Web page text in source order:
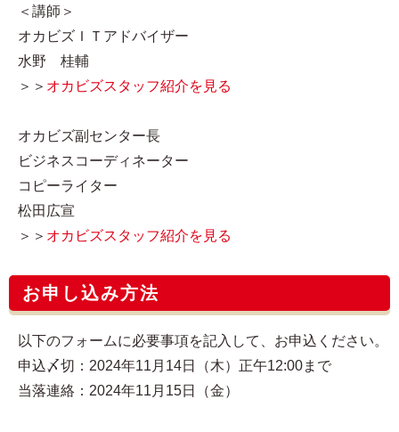
＜講師＞
オカビズＩＴアドバイザー
水野 桂輔
＞＞ オカビズスタッフ紹介を見る
オカビズ副センター長
ビジネスコーディネーター
コピーライター
松田広宣
＞＞ オカビズスタッフ紹介を見る
お申し込み方法
以下のフォームに必要事項を記入して、お申込ください。
申込〆切：2024年11月14日（木）正午12:00まで
当落連絡：2024年11月15日（金）